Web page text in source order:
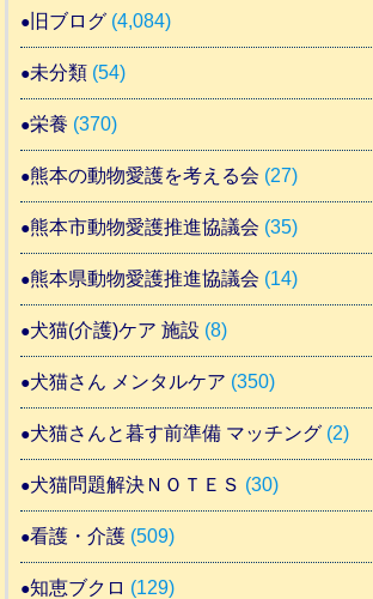
旧ブログ (4,084)
未分類 (54)
栄養 (370)
熊本の動物愛護を考える会 (27)
熊本市動物愛護推進協議会 (35)
熊本県動物愛護推進協議会 (14)
犬猫(介護)ケア 施設 (8)
犬猫さん メンタルケア (350)
犬猫さんと暮す前準備 マッチング (2)
犬猫問題解決ＮＯＴＥＳ (30)
看護・介護 (509)
知恵ブクロ (129)